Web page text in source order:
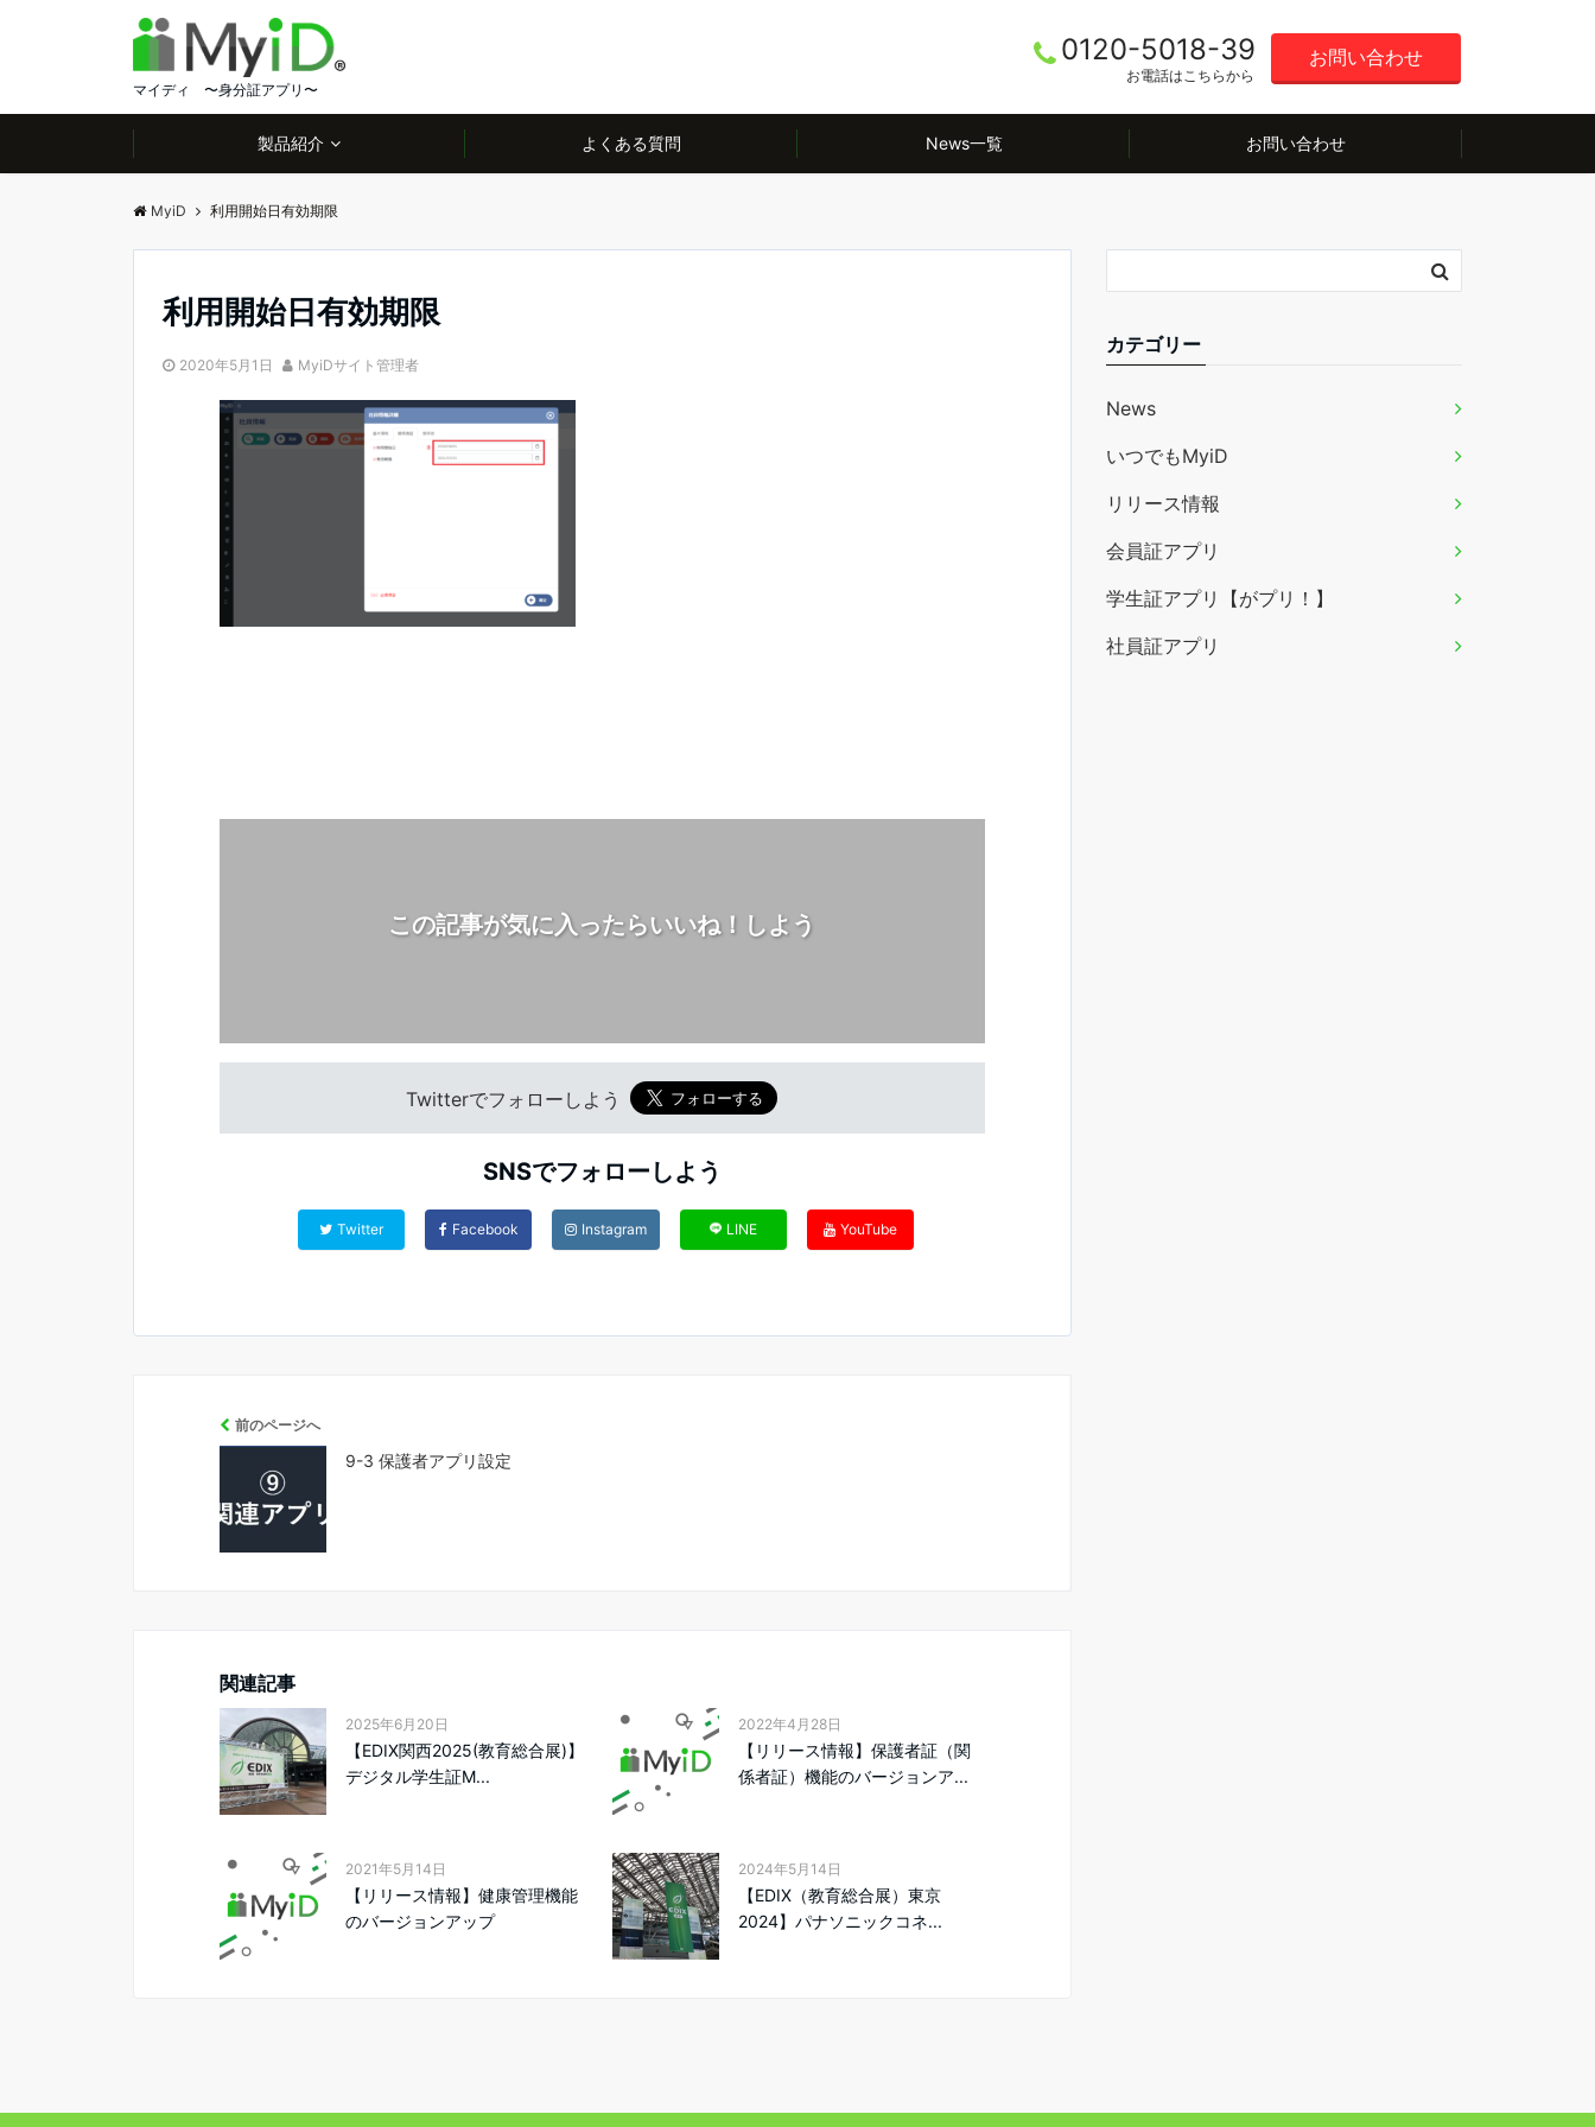
マイディ 〜身分証アプリ〜
0120-5018-39
お電話はこちらから
お問い合わせ
製品紹介 よくある質問 News一覧 お問い合わせ
MyiD 利用開始日有効期限
利用開始日有効期限
2020年5月1日 MyiDサイト管理者
この記事が気に入ったらいいね！しよう
Twitterでフォローしよう
SNSでフォローしよう
Twitter Facebook Instagram LINE YouTube
前のページへ
9-3 保護者アプリ設定
関連記事
2025年6月20日
【EDIX関西2025(教育総合展)】
デジタル学生証M...
2022年4月28日
【リリース情報】保護者証（関
係者証）機能のバージョンア...
2021年5月14日
【リリース情報】健康管理機能
のバージョンアップ
2024年5月14日
【EDIX（教育総合展）東京
2024】パナソニックコネ...
カテゴリー
News
いつでもMyiD
リリース情報
会員証アプリ
学生証アプリ【がプリ！】
社員証アプリ